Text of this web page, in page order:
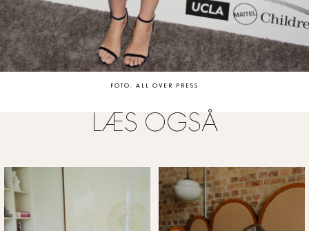
FOTO: ALL OVER PRESS
LÆS OGSÅ